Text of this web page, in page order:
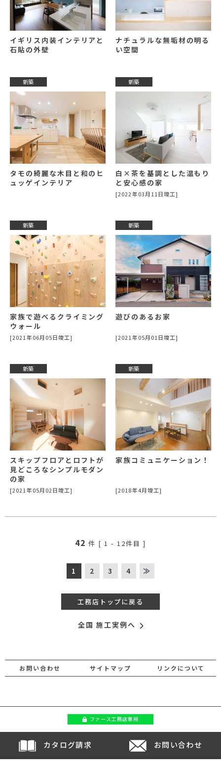
イギリス内装インテリアと
石貼の外壁
ナチュラルな無垢材の明る
い空間
新築
タモの綺麗な木目と和のヒ
ュッゲインテリア
新築
白×茶を基調とした温もり
と安心感の家
[2022年03月11日竣工]
新築
家族で遊べるクライミング
ウォール
[2021年06月05日竣工]
新築
遊びのあるお家
[2021年05月01日竣工]
新築
スキップフロアとロフトが
見どころなシンプルモダン
の家
[2021年05月02日竣工]
新築
家族コミュニケーション！
[2018年4月竣工]
42 件 [1 - 12件目 ]
1 2 3 4 ≫
工務店トップに戻る
全国 施工実例へ
お問い合わせ サイトマップ リンクについて
ファース工務店専用
カタログ請求 お問い合わせ